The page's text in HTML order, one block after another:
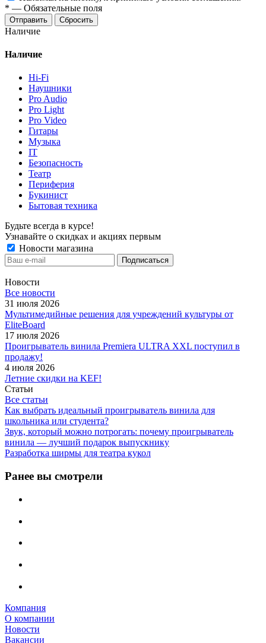
* — Обязательные поля
Отправить Сбросить
Наличие
Наличие
Hi-Fi
Наушники
Pro Audio
Pro Light
Pro Video
Гитары
Музыка
IT
Безопасность
Театр
Периферия
Букинист
Бытовая техника
Будьте всегда в курсе!
Узнавайте о скидках и акциях первым
Новости магазина
Новости
Все новости
31 июля 2026
Мультимедийные решения для учреждений культуры от
EliteBoard
17 июля 2026
Проигрыватель винила Premiera ULTRA XXL поступил в
продажу!
4 июля 2026
Летние скидки на KEF!
Статьи
Все статьи
Как выбрать идеальный проигрыватель винила для
школьника или студента?
Звук, который можно потрогать: почему проигрыватель
винила — лучший подарок выпускнику
Разработка ширмы для театра кукол
Ранее вы смотрели
Компания
О компании
Новости
Вакансии